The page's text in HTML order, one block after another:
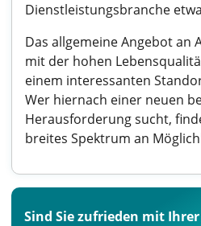
Dienstleistungsbranche
Das allgemeine Angebot an
mit der hohen
einem interessanten
Wer hiernach einer neuen
Herausforderung sucht,
breites Spektrum an
Sind Sie zufrieden mit Ihrer